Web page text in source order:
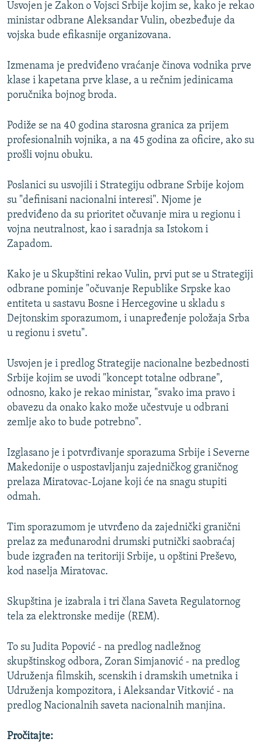
SVE KARTE DEJTONA
NASTANAK I RASPAD JUGOSLAVIJE
Usvojen je Zakon o Vojsci Srbije kojim se, kako je rekao
ministar odbrane Aleksandar Vulin, obezbeđuje da
vojska bude efikasnije organizovana.
Izmenama je predviđeno vraćanje činova vodnika prve
klase i kapetana prve klase, a u rečnim jedinicama
poručnika bojnog broda.
Podiže se na 40 godina starosna granica za prijem
profesionalnih vojnika, a na 45 godina za oficire, ako su
prošli vojnu obuku.
Poslanici su usvojili i Strategiju odbrane Srbije kojom
su "definisani nacionalni interesi". Njome je
predviđeno da su prioritet očuvanje mira u regionu i
vojna neutralnost, kao i saradnja sa Istokom i
Zapadom.
Kako je u Skupštini rekao Vulin, prvi put se u Strategiji
odbrane pominje "očuvanje Republike Srpske kao
entiteta u sastavu Bosne i Hercegovine u skladu s
Dejtonskim sporazumom, i unapređenje položaja Srba
u regionu i svetu".
Usvojen je i predlog Strategije nacionalne bezbednosti
Srbije kojim se uvodi "koncept totalne odbrane",
odnosno, kako je rekao ministar, "svako ima pravo i
obavezu da onako kako može učestvuje u odbrani
zemlje ako to bude potrebno".
Izglasano je i potvrđivanje sporazuma Srbije i Severne
Makedonije o uspostavljanju zajedničkog graničnog
prelaza Miratovac-Lojane koji će na snagu stupiti
odmah.
Tim sporazumom je utvrđeno da zajednički granični
prelaz za međunarodni drumski putnički saobraćaj
bude izgrađen na teritoriji Srbije, u opštini Preševo,
kod naselja Miratovac.
Skupština je izabrala i tri člana Saveta Regulatornog
tela za elektronske medije (REM).
To su Judita Popović - na predlog nadležnog
skupštinskog odbora, Zoran Simjanović - na predlog
Udruženja filmskih, scenskih i dramskih umetnika i
Udruženja kompozitora, i Aleksandar Vitković - na
predlog Nacionalnih saveta nacionalnih manjina.
Pročitajte: